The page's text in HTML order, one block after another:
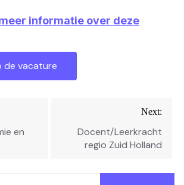
informatie over deze
en
Next:
Docent/Leerkracht
regio Zuid Holland